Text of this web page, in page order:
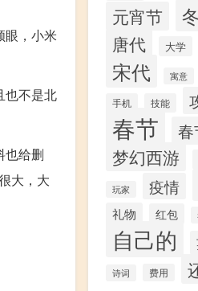
眼，小米
也不是北
也给删
大，大
元宵节
唐代 大学
宋代 寓意
手机 技能
春节 春
梦幻西游
玩家 疫情
礼物 红包
自己的
诗词 费用